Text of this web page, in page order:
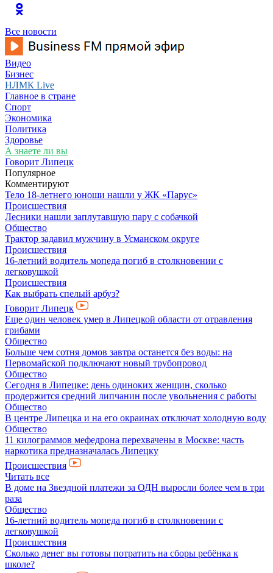
Все новости
Видео
Бизнес
НЛМК Live
Главное в стране
Спорт
Экономика
Политика
Здоровье
А знаете ли вы
Говорит Липецк
Популярное
Комментируют
Тело 18-летнего юноши нашли у ЖК «Парус»
Происшествия
Лесники нашли заплутавшую пару с собачкой
Общество
Трактор задавил мужчину в Усманском округе
Происшествия
16-летний водитель мопеда погиб в столкновении с
легковушкой
Происшествия
Как выбрать спелый арбуз?
Говорит Липецк
Еще один человек умер в Липецкой области от отравления
грибами
Общество
Больше чем сотня домов завтра останется без воды: на
Первомайской подключают новый трубопровод
Общество
Сегодня в Липецке: день одиноких женщин, сколько
продержится средний липчанин после увольнения с работы
Общество
В центре Липецка и на его окраинах отключат холодную воду
Общество
11 килограммов мефедрона перехвачены в Москве: часть
наркотика предназначалась Липецку
Происшествия
Читать все
В доме на Звездной платежи за ОДН выросли более чем в три
раза
Общество
16-летний водитель мопеда погиб в столкновении с
легковушкой
Происшествия
Сколько денег вы готовы потратить на сборы ребёнка к
школе?